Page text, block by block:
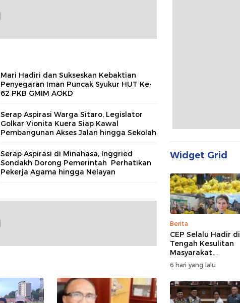
Mari Hadiri dan Sukseskan Kebaktian
Penyegaran Iman Puncak Syukur HUT Ke-
62 PKB GMIM AOKD
Serap Aspirasi Warga Sitaro, Legislator
Golkar Vionita Kuera Siap Kawal
Pembangunan Akses Jalan hingga Sekolah​
Serap Aspirasi di Minahasa, Inggried
Sondakh Dorong Pemerintah Perhatikan
Pekerja Agama hingga Nelayan
Widget Grid
Berita
CEP Selalu Hadir di
Tengah Kesulitan
Masyarakat,
Salurkan Bantuan
Korban Kebakaran
di Wanea
6 hari yang lalu